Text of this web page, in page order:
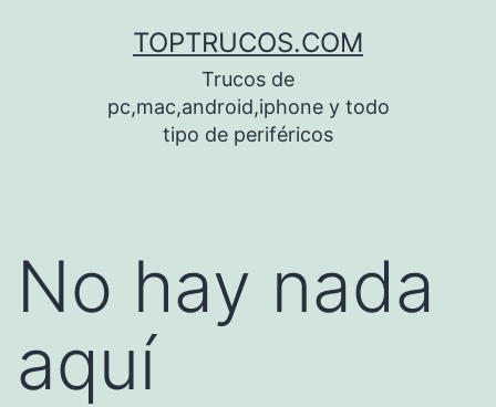
TOPTRUCOS.COM
Trucos de
pc,mac,android,iphone y todo
tipo de periféricos
No hay nada
aquí